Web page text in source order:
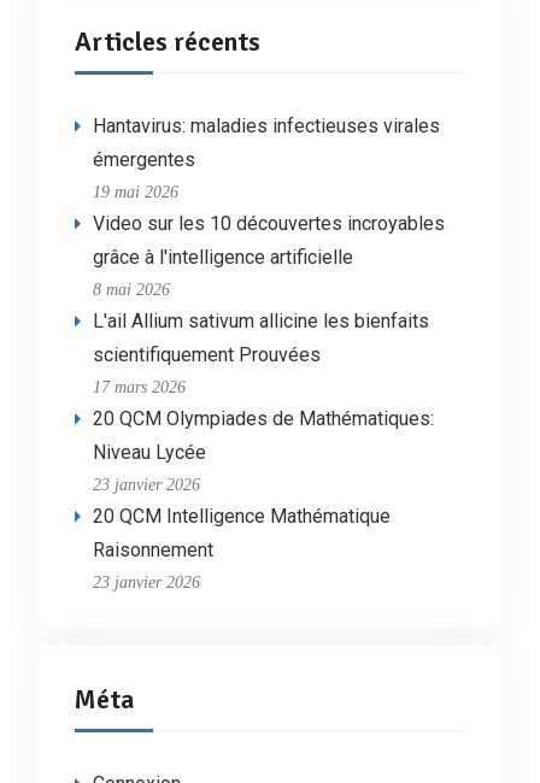
Articles récents
Hantavirus: maladies infectieuses virales
émergentes
19 mai 2026
Video sur les 10 découvertes incroyables
grâce à l'intelligence artificielle
8 mai 2026
L'ail Allium sativum allicine les bienfaits
scientifiquement Prouvées
17 mars 2026
20 QCM Olympiades de Mathématiques:
Niveau Lycée
23 janvier 2026
20 QCM Intelligence Mathématique
Raisonnement
23 janvier 2026
Méta